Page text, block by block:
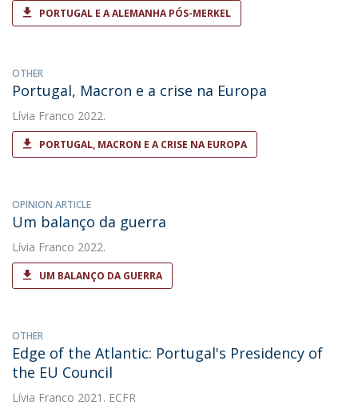
PORTUGAL E A ALEMANHA PÓS-MERKEL
OTHER
Portugal, Macron e a crise na Europa
Lívia Franco 2022.
PORTUGAL, MACRON E A CRISE NA EUROPA
OPINION ARTICLE
Um balanço da guerra
Lívia Franco 2022.
UM BALANÇO DA GUERRA
OTHER
Edge of the Atlantic: Portugal's Presidency of
the EU Council
Lívia Franco 2021. ECFR